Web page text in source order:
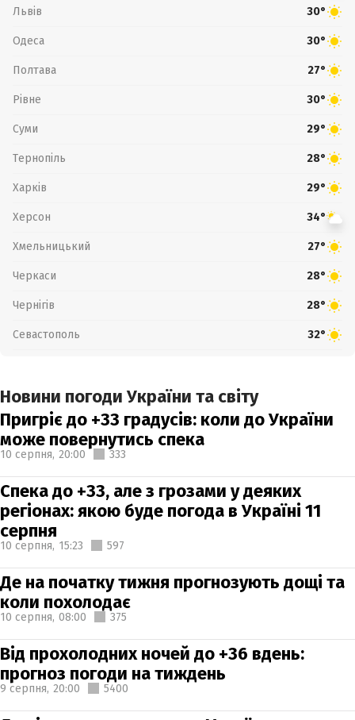
Львів 30°
Одеса 30°
Полтава 27°
Рівне 30°
Суми 29°
Тернопіль 28°
Харків 29°
Херсон 34°
Хмельницький 27°
Черкаси 28°
Чернігів 28°
Севастополь 32°
Новини погоди України та світу
Пригріє до +33 градусів: коли до України
може повернутись спека
10 серпня, 20:00 333
Спека до +33, але з грозами у деяких
регіонах: якою буде погода в Україні 11
серпня
10 серпня, 15:23 597
Де на початку тижня прогнозують дощі та
коли похолодає
10 серпня, 08:00 375
Від прохолодних ночей до +36 вдень:
прогноз погоди на тиждень
9 серпня, 20:00 5400